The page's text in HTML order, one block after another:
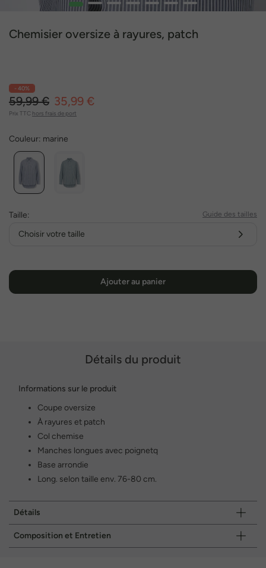
1 2 3 4 5 6 7
Chemisier oversize à rayures, patch
- 40%
59,99 € 35,99 €
Prix TTC hors frais de port
Couleur: marine
Taille: Guide des tailles
Choisir votre taille
Ajouter au panier
Détails du produit
Informations sur le produit
Coupe oversize
À rayures et patch
Col chemise
Manches longues avec poignetq
Base arrondie
Long. selon taille env. 76-80 cm.
Détails
Composition et Entretien